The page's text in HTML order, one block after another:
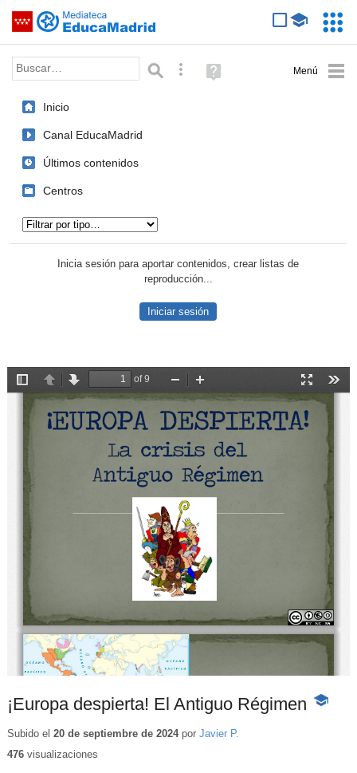
Saltar navegación
Palabra o frase: Búsqueda avanzada
Ayuda
(en
Inicio
Canal EducaMadrid
Últimos contenidos
Centros
Inicia sesión para aportar contenidos, crear listas de
reproducción...
Iniciar sesión
¡Europa despierta! El Antiguo Régimen
-
Subido el 20 de septiembre de 2024por Javier P.
476visualizaciones